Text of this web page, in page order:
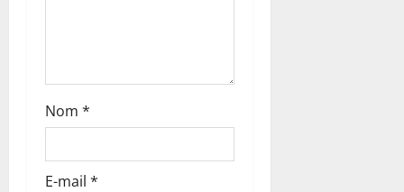
c
l
e
Nom *
E-mail *